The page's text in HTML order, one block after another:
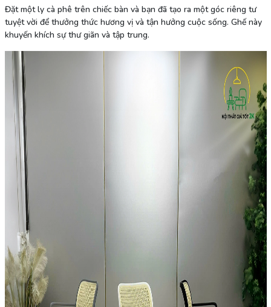
Đặt một ly cà phê trên chiếc bàn và bạn đã tạo ra một góc riêng tư
tuyệt vời để thưởng thức hương vị và tận hưởng cuộc sống. Ghế này
khuyến khích sự thư giãn và tập trung.